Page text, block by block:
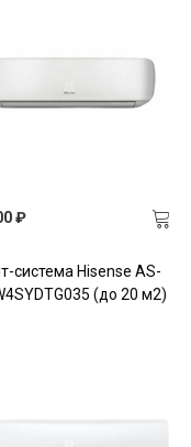
₽
система Hisense AS-
(до 20 м2)